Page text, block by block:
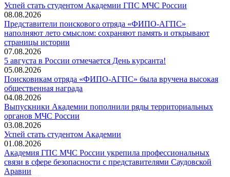
️Успей стать студентом Академии ГПС МЧС России
08.08.2026
Представители поискового отряда «ФИПО-АГПС»
наполняют лето смыслом: сохраняют память и открывают
страницы истории
07.08.2026
5 августа в России отмечается День курсанта!
05.08.2026
Поисковикам отряда «ФИПО-АГПС» была вручена высокая
общественная награда
04.08.2026
Выпускники Академии пополнили ряды территориальных
органов МЧС России
03.08.2026
Успей стать студентом Академии
01.08.2026
Академия ГПС МЧС России укрепила профессиональных
связи в сфере безопасности с представителями Саудовской
Аравии